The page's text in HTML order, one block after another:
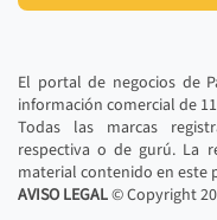
El portal de negocios de
información comercial de
Todas las marcas
respectiva o de gurú. La
material contenido en este
AVISO LEGAL© Copyright